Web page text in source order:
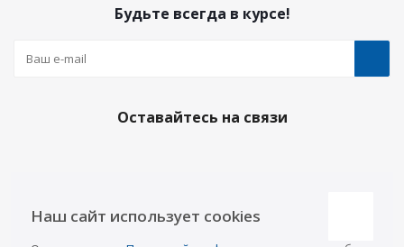
Будьте всегда в курсе!
Оставайтесь на связи
Наши контакты
Наш сайт использует cookies